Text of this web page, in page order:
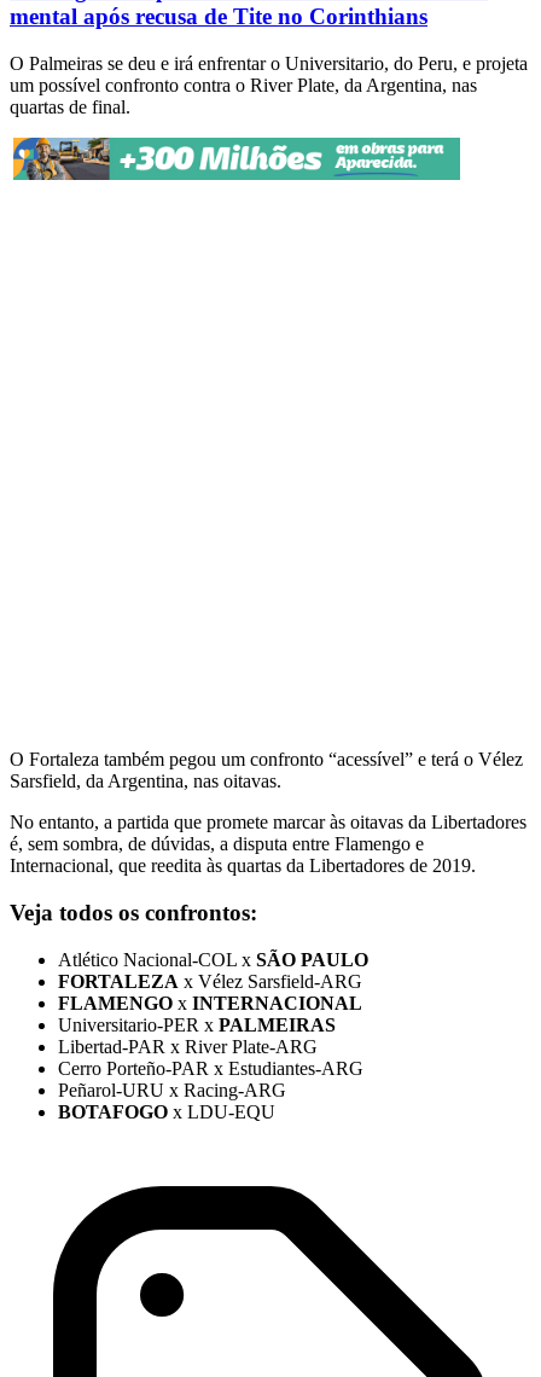
mental após recusa de Tite no Corinthians
O Palmeiras se deu e irá enfrentar o Universitario, do Peru, e projeta
um possível confronto contra o River Plate, da Argentina, nas
quartas de final.
O Fortaleza também pegou um confronto “acessível” e terá o Vélez
Sarsfield, da Argentina, nas oitavas.
No entanto, a partida que promete marcar às oitavas da Libertadores
é, sem sombra, de dúvidas, a disputa entre Flamengo e
Internacional, que reedita às quartas da Libertadores de 2019.
Veja todos os confrontos:
Atlético Nacional-COL x SÃO PAULO
FORTALEZA x Vélez Sarsfield-ARG
FLAMENGO x INTERNACIONAL
Universitario-PER x PALMEIRAS
Libertad-PAR x River Plate-ARG
Cerro Porteño-PAR x Estudiantes-ARG
Peñarol-URU x Racing-ARG
BOTAFOGO x LDU-EQU